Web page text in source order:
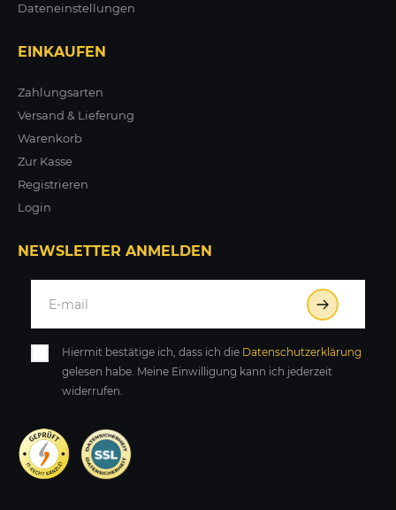
Dateneinstellungen
EINKAUFEN
Zahlungsarten
Versand & Lieferung
Warenkorb
Zur Kasse
Registrieren
Login
NEWSLETTER ANMELDEN
Hiermit bestätige ich, dass ich die Daten­schutz­erklärung
gelesen habe. Meine Einwilligung kann ich jederzeit
widerrufen.